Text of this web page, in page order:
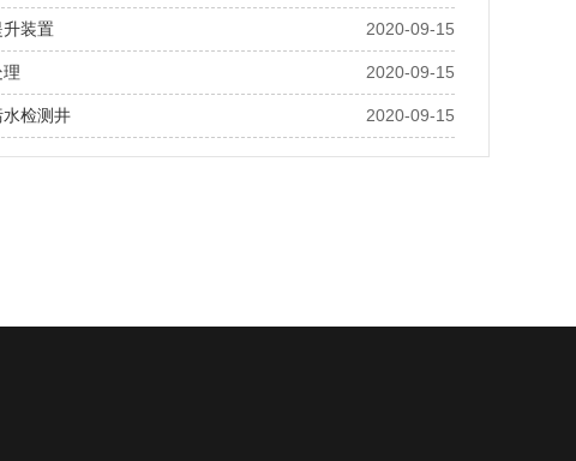
2020-09-15
装置
2020-09-15
理
2020-09-15
水检测井